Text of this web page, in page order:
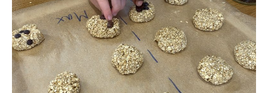
Kindergeburtstag im KiKoMo
Mitmachen
FSJ/BFD/FÖJ
Spenden